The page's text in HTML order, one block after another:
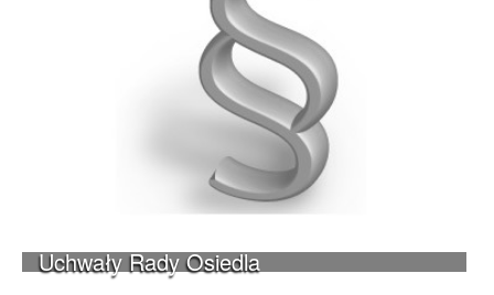
Uchwały Rady Osiedla